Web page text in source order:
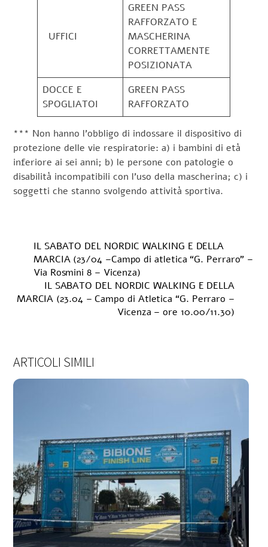
UFFICI
GREEN PASS
RAFFORZATO E
MASCHERINA
CORRETTAMENTE
POSIZIONATA
DOCCE E
SPOGLIATOI
GREEN PASS
RAFFORZATO
*** Non hanno l’obbligo di indossare il dispositivo di
protezione delle vie respiratorie: a) i bambini di età
inferiore ai sei anni; b) le persone con patologie o
disabilità incompatibili con l’uso della mascherina; c) i
soggetti che stanno svolgendo attività sportiva.
IL SABATO DEL NORDIC WALKING E DELLA
MARCIA (23/04 –Campo di atletica “G. Perraro” –
Via Rosmini 8 – Vicenza)
IL SABATO DEL NORDIC WALKING E DELLA
MARCIA (23.04 – Campo di Atletica “G. Perraro –
Vicenza – ore 10.00/11.30)
ARTICOLI SIMILI